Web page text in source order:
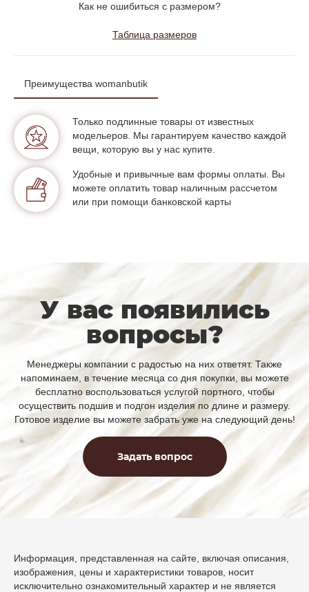
Как не ошибиться с размером?
Таблица размеров
Преимущества womanbutik
Только подлинные товары от известных
модельеров. Мы гарантируем качество каждой
вещи, которую вы у нас купите.
Удобные и привычные вам формы оплаты. Вы
можете оплатить товар наличным рассчетом
или при помощи банковской карты
У вас появились
вопросы?
Менеджеры компании с радостью на них ответят. Также
напоминаем, в течение месяца со дня покупки, вы можете
бесплатно воспользоваться услугой портного, чтобы
осуществить подшив и подгон изделия по длине и размеру.
Готовое изделие вы можете забрать уже на следующий день!
Задать вопрос
Информация, представленная на сайте, включая описания,
изображения, цены и характеристики товаров, носит
исключительно ознакомительный характер и не является